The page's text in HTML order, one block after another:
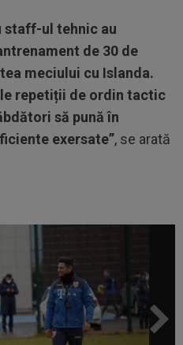
staff-ul tehnic au
de 30 de
meciului cu Islanda.
repetiții de ordin tactic
să pună în
exersate”, se arată